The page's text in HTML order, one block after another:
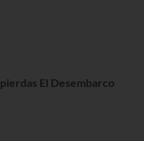
El Desembarco